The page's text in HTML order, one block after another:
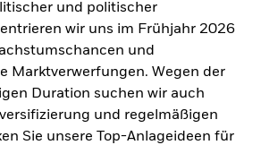
und politischer
wir uns im Frühjahr 2026
und
Marktverwerfungen. Wegen der
Duration suchen wir auch
und regelmäßigen
Sie unsere Top-Anlageideen für